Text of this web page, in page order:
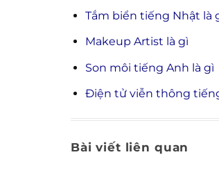
Tắm biển tiếng Nhật là
Makeup Artist là gì
Son môi tiếng Anh là gì
Điện tử viễn thông
Bài viết liên quan